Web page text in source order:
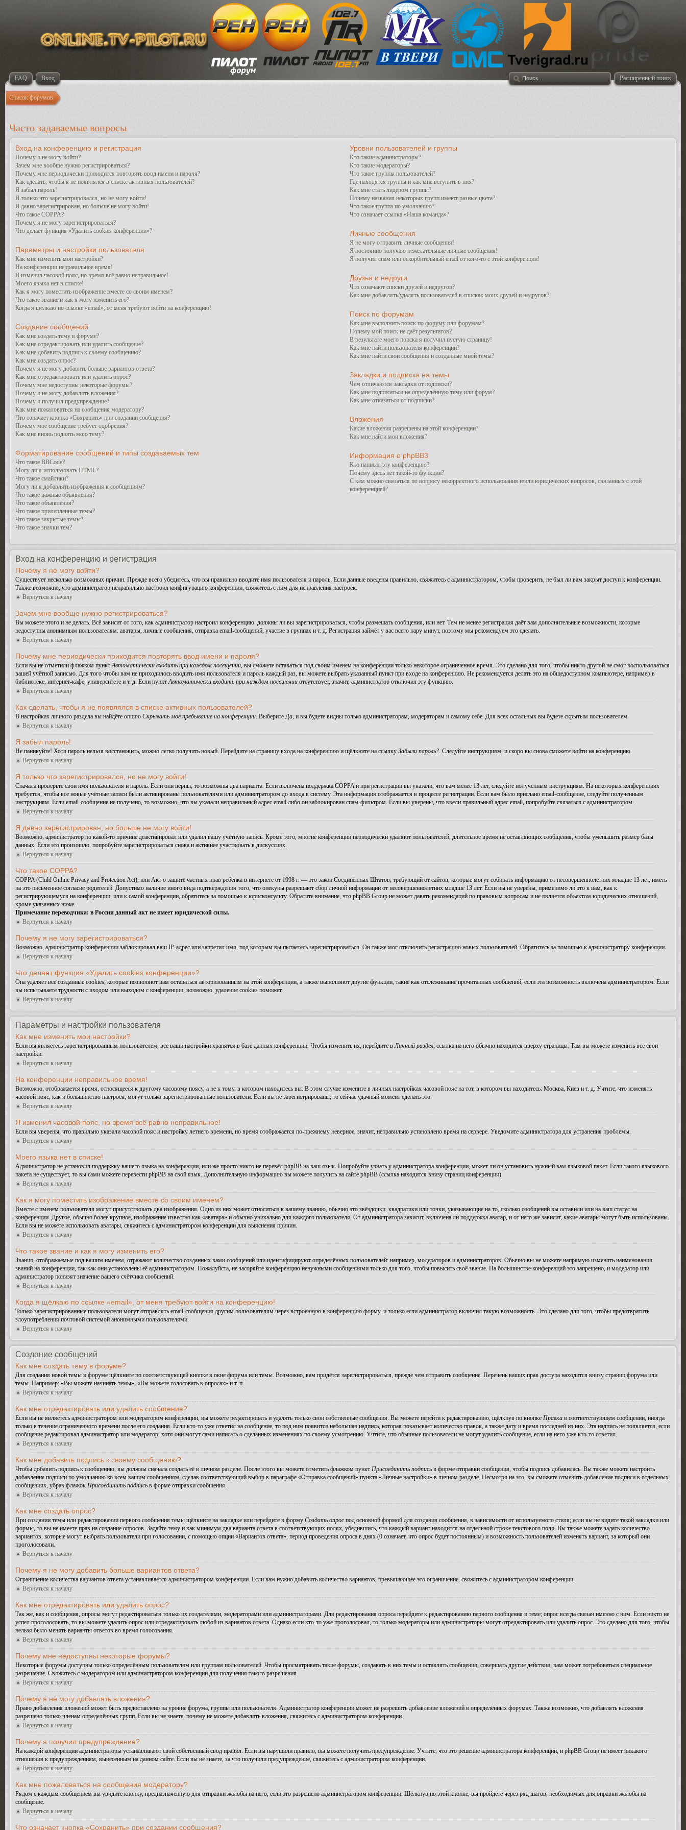
Расширенный поиск
FAQ Вход
Список форумов
Часто задаваемые вопросы
Вход на конференцию и регистрация
Почему я не могу войти?
Зачем мне вообще нужно регистрироваться?
Почему мне периодически приходится повторять ввод имени и пароля?
Как сделать, чтобы я не появлялся в списке активных пользователей?
Я забыл пароль!
Я только что зарегистрировался, но не могу войти!
Я давно зарегистрирован, но больше не могу войти!
Что такое COPPA?
Почему я не могу зарегистрироваться?
Что делает функция «Удалить cookies конференции»?
Параметры и настройки пользователя
Как мне изменить мои настройки?
На конференции неправильное время!
Я изменил часовой пояс, но время всё равно неправильное!
Моего языка нет в списке!
Как я могу поместить изображение вместе со своим именем?
Что такое звание и как я могу изменить его?
Когда я щёлкаю по ссылке «email», от меня требуют войти на конференцию!
Создание сообщений
Как мне создать тему в форуме?
Как мне отредактировать или удалить сообщение?
Как мне добавить подпись к своему сообщению?
Как мне создать опрос?
Почему я не могу добавить больше вариантов ответа?
Как мне отредактировать или удалить опрос?
Почему мне недоступны некоторые форумы?
Почему я не могу добавлять вложения?
Почему я получил предупреждение?
Как мне пожаловаться на сообщения модератору?
Что означает кнопка «Сохранить» при создании сообщения?
Почему моё сообщение требует одобрения?
Как мне вновь поднять мою тему?
Форматирование сообщений и типы создаваемых тем
Что такое BBCode?
Могу ли я использовать HTML?
Что такое смайлики?
Могу ли я добавлять изображения к сообщениям?
Что такое важные объявления?
Что такое объявления?
Что такое прилепленные темы?
Что такое закрытые темы?
Что такое значки тем?
Уровни пользователей и группы
Кто такие администраторы?
Кто такие модераторы?
Что такое группы пользователей?
Где находятся группы и как мне вступить в них?
Как мне стать лидером группы?
Почему названия некоторых групп имеют разные цвета?
Что такое группа по умолчанию?
Что означает ссылка «Наша команда»?
Личные сообщения
Я не могу отправить личные сообщения!
Я постоянно получаю нежелательные личные сообщения!
Я получил спам или оскорбительный email от кого-то с этой конференции!
Друзья и недруги
Что означают списки друзей и недругов?
Как мне добавлять/удалять пользователей в списках моих друзей и недругов?
Поиск по форумам
Как мне выполнить поиск по форуму или форумам?
Почему мой поиск не даёт результатов?
В результате моего поиска я получил пустую страницу!
Как мне найти пользователя конференции?
Как мне найти свои сообщения и созданные мной темы?
Закладки и подписка на темы
Чем отличаются закладки от подписки?
Как мне подписаться на определённую тему или форум?
Как мне отказаться от подписки?
Вложения
Какие вложения разрешены на этой конференции?
Как мне найти мои вложения?
Информация о phpBB3
Кто написал эту конференцию?
Почему здесь нет такой-то функции?
С кем можно связаться по вопросу некорректного использования и/или юридических вопросов, связанных с этой
конференцией?
Вход на конференцию и регистрация
Почему я не могу войти?
Существует несколько возможных причин. Прежде всего убедитесь, что вы правильно вводите имя пользователя и пароль. Если данные введены правильно, свяжитесь с администратором, чтобы проверить, не был ли вам закрыт доступ к конференции.
Также возможно, что администратор неправильно настроил конфигурацию конференции, свяжитесь с ним для исправления настроек.
Вернуться к началу
Зачем мне вообще нужно регистрироваться?
Вы можете этого и не делать. Всё зависит от того, как администратор настроил конференцию: должны ли вы зарегистрироваться, чтобы размещать сообщения, или нет. Тем не менее регистрация даёт вам дополнительные возможности, которые
недоступны анонимным пользователям: аватары, личные сообщения, отправка email-сообщений, участие в группах и т. д. Регистрация займёт у вас всего пару минут, поэтому мы рекомендуем это сделать.
Вернуться к началу
Почему мне периодически приходится повторять ввод имени и пароля?
Если вы не отметили флажком пунктАвтоматически входить при каждом посещении, вы сможете оставаться под своим именем на конференции только некоторое ограниченное время. Это сделано для того, чтобы никто другой не смог воспользоваться
вашей учётной записью. Для того чтобы вам не приходилось вводить имя пользователя и пароль каждый раз, вы можете выбрать указанный пункт при входе на конференцию. Не рекомендуется делать это на общедоступном компьютере, например в
библиотеке, интернет-кафе, университете и т. д. Если пунктАвтоматически входить при каждом посещении отсутствует, значит, администратор отключил эту функцию.
Вернуться к началу
Как сделать, чтобы я не появлялся в списке активных пользователей?
В настройках личного раздела вы найдёте опцию Скрывать моё пребывание на конференции. ВыберитеДа, и вы будете видны только администраторам, модераторам и самому себе. Для всех остальных вы будете скрытым пользователем.
Вернуться к началу
Я забыл пароль!
Не паникуйте! Хотя пароль нельзя восстановить, можно легко получить новый. Перейдите на страницу входа на конференцию и щёлкните на ссылку Забыли пароль?. Следуйте инструкциям, и скоро вы снова сможете войти на конференцию.
Вернуться к началу
Я только что зарегистрировался, но не могу войти!
Сначала проверьте свои имя пользователя и пароль. Если они верны, то возможны два варианта. Если включена поддержка COPPA и при регистрации вы указали, что вам менее 13 лет, следуйте полученным инструкциям. На некоторых конференциях
требуется, чтобы все новые учётные записи были активированы пользователями или администратором до входа в систему. Эта информация отображается в процессе регистрации. Если вам было прислано email-сообщение, следуйте полученным
инструкциям. Если email-сообщение не получено, то возможно, что вы указали неправильный адрес email либо он заблокирован спам-фильтром. Если вы уверены, что ввели правильный адрес email, попробуйте связаться с администратором.
Вернуться к началу
Я давно зарегистрирован, но больше не могу войти!
Возможно, администратор по какой-то причине деактивировал или удалил вашу учётную запись. Кроме того, многие конференции периодически удаляют пользователей, длительное время не оставляющих сообщения, чтобы уменьшить размер базы
данных. Если это произошло, попробуйте зарегистрироваться снова и активнее участвовать в дискуссиях.
Вернуться к началу
Что такое COPPA?
COPPA (Child Online Privacy and Protection Act), или Акт о защите частных прав ребёнка в интернете от 1998 г. — это закон Соединённых Штатов, требующий от сайтов, которые могут собирать информацию от несовершеннолетних младше 13 лет, иметь
на это письменное согласие родителей. Допустимо наличие иного вида подтверждения того, что опекуны разрешают сбор личной информации от несовершеннолетних младше 13 лет. Если вы не уверены, применимо ли это к вам, как к
регистрирующемуся на конференции, или к самой конференции, обратитесь за помощью к юрисконсульту. Обратите внимание, что phpBB Group не может давать рекомендаций по правовым вопросам и не является объектом юридических отношений,
кроме указанных ниже.
Примечание переводчика: в России данный акт не имеет юридической силы.
Вернуться к началу
Почему я не могу зарегистрироваться?
Возможно, администратор конференции заблокировал ваш IP-адрес или запретил имя, под которым вы пытаетесь зарегистрироваться. Он также мог отключить регистрацию новых пользователей. Обратитесь за помощью к администратору конференции.
Вернуться к началу
Что делает функция «Удалить cookies конференции»?
Она удаляет все созданные cookies, которые позволяют вам оставаться авторизованным на этой конференции, а также выполняют другие функции, такие как отслеживание прочитанных сообщений, если эта возможность включена администратором. Если
вы испытываете трудности с входом или выходом с конференции, возможно, удаление cookies поможет.
Вернуться к началу
Параметры и настройки пользователя
Как мне изменить мои настройки?
Если вы являетесь зарегистрированным пользователем, все ваши настройки хранятся в базе данных конференции. Чтобы изменить их, перейдите вЛичный раздел; ссылка на него обычно находится вверху страницы. Там вы можете изменить все свои
настройки.
Вернуться к началу
На конференции неправильное время!
Возможно, отображается время, относящееся к другому часовому поясу, а не к тому, в котором находитесь вы. В этом случае измените в личных настройках часовой пояс на тот, в котором вы находитесь: Москва, Киев и т. д. Учтите, что изменять
часовой пояс, как и большинство настроек, могут только зарегистрированные пользователи. Если вы не зарегистрированы, то сейчас удачный момент сделать это.
Вернуться к началу
Я изменил часовой пояс, но время всё равно неправильное!
Если вы уверены, что правильно указали часовой пояс и настройку летнего времени, но время отображается по-прежнему неверное, значит, неправильно установлено время на сервере. Уведомите администратора для устранения проблемы.
Вернуться к началу
Моего языка нет в списке!
Администратор не установил поддержку вашего языка на конференции, или же просто никто не перевёл phpBB на ваш язык. Попробуйте узнать у администратора конференции, может ли он установить нужный вам языковой пакет. Если такого языкового
пакета не существует, то вы сами можете перевести phpBB на свой язык. Дополнительную информацию вы можете получить на сайте phpBB (ссылка находится внизу страниц конференции).
Вернуться к началу
Как я могу поместить изображение вместе со своим именем?
Вместе с именем пользователя могут присутствовать два изображения. Одно из них может относиться к вашему званию, обычно это звёздочки, квадратики или точки, указывающие на то, сколько сообщений вы оставили или на ваш статус на
конференции. Другое, обычно более крупное, изображение известно как «аватара» и обычно уникально для каждого пользователя. От администратора зависит, включена ли поддержка аватар, и от него же зависит, какие аватары могут быть использованы.
Если вы не можете использовать аватары, свяжитесь с администратором конференции для выяснения причин.
Вернуться к началу
Что такое звание и как я могу изменить его?
Звания, отображаемые под вашим именем, отражают количество созданных вами сообщений или идентифицируют определённых пользователей: например, модераторов и администраторов. Обычно вы не можете напрямую изменять наименования
званий на конференции, так как они установлены её администратором. Пожалуйста, не засоряйте конференцию ненужными сообщениями только для того, чтобы повысить своё звание. На большинстве конференций это запрещено, и модератор или
администратор понизят значение вашего счётчика сообщений.
Вернуться к началу
Когда я щёлкаю по ссылке «email», от меня требуют войти на конференцию!
Только зарегистрированные пользователи могут отправлять email-сообщения другим пользователям через встроенную в конференцию форму, и только если администратор включил такую возможность. Это сделано для того, чтобы предотвратить
злоупотребления почтовой системой анонимными пользователями.
Вернуться к началу
Создание сообщений
Как мне создать тему в форуме?
Для создания новой темы в форуме щёлкните по соответствующей кнопке в окне форума или темы. Возможно, вам придётся зарегистрироваться, прежде чем отправить сообщение. Перечень ваших прав доступа находится внизу страниц форума или
темы. Например: «Вы можете начинать темы», «Вы можете голосовать в опросах» и т. п.
Вернуться к началу
Как мне отредактировать или удалить сообщение?
Если вы не являетесь администратором или модератором конференции, вы можете редактировать и удалять только свои собственные сообщения. Вы можете перейти к редактированию, щёлкнув по кнопке Правка в соответствующем сообщении, иногда
только в течение ограниченного времени после его создания. Если кто-то уже ответил на сообщение, то под ним появится небольшая надпись, которая показывает количество правок, а также дату и время последней из них. Эта надпись не появляется, если
сообщение редактировал администратор или модератор, хотя они могут сами написать о сделанных изменениях по своему усмотрению. Учтите, что обычные пользователи не могут удалить сообщение, если на него уже кто-то ответил.
Вернуться к началу
Как мне добавить подпись к своему сообщению?
Чтобы добавить подпись к сообщению, вы должны сначала создать её в личном разделе. После этого вы можете отметить флажком пункт Присоединить подпись в форме отправки сообщения, чтобы подпись добавилась. Вы также можете настроить
добавление подписи по умолчанию ко всем вашим сообщениям, сделав соответствующий выбор в параграфе «Отправка сообщений» пункта «Личные настройки» в личном разделе. Несмотря на это, вы сможете отменить добавление подписи в отдельных
сообщениях, убрав флажок Присоединить подпись в форме отправки сообщения.
Вернуться к началу
Как мне создать опрос?
При создании темы или редактировании первого сообщения темы щёлкните на закладке или перейдите в форму Создать опроспод основной формой для создания сообщения, в зависимости от используемого стиля; если вы не видите такой закладки или
формы, то вы не имеете прав на создание опросов. Задайте тему и как минимум два варианта ответа в соответствующих полях, убедившись, что каждый вариант находится на отдельной строке текстового поля. Вы также можете задать количество
вариантов, которые могут выбрать пользователи при голосовании, с помощью опции «Вариантов ответа», период проведения опроса в днях (0 означает, что опрос будет постоянным) и возможность пользователей изменять вариант, за который они
проголосовали.
Вернуться к началу
Почему я не могу добавить больше вариантов ответа?
Ограничение количества вариантов ответа устанавливается администратором конференции. Если вам нужно добавить количество вариантов, превышающее это ограничение, свяжитесь с администратором конференции.
Вернуться к началу
Как мне отредактировать или удалить опрос?
Так же, как и сообщения, опросы могут редактироваться только их создателями, модераторами или администраторами. Для редактирования опроса перейдите к редактированию первого сообщения в теме; опрос всегда связан именно с ним. Если никто не
успел проголосовать, то вы можете удалить опрос или отредактировать любой из вариантов ответа. Однако если кто-то уже проголосовал, то только модераторы или администраторы могут отредактировать или удалить опрос. Это сделано для того, чтобы
нельзя было менять варианты ответов во время голосования.
Вернуться к началу
Почему мне недоступны некоторые форумы?
Некоторые форумы доступны только определённым пользователям или группам пользователей. Чтобы просматривать такие форумы, создавать в них темы и оставлять сообщения, совершать другие действия, вам может потребоваться специальное
разрешение. Свяжитесь с модератором или администратором конференции для получения такого разрешения.
Вернуться к началу
Почему я не могу добавлять вложения?
Право добавления вложений может быть предоставлено на уровне форума, группы или пользователя. Администратор конференции может не разрешить добавление вложений в определённых форумах. Также возможно, что добавлять вложения
разрешено только членам определённых групп. Если вы не знаете, почему не можете добавлять вложения, свяжитесь с администратором конференции.
Вернуться к началу
Почему я получил предупреждение?
На каждой конференции администраторы устанавливают свой собственный свод правил. Если вы нарушили правило, вы можете получить предупреждение. Учтите, что это решение администратора конференции, и phpBB Group не имеет никакого
отношения к предупреждениям, вынесенным на данном сайте. Если вы не знаете, за что получили предупреждение, свяжитесь с администратором конференции.
Вернуться к началу
Как мне пожаловаться на сообщения модератору?
Рядом с каждым сообщением вы увидите кнопку, предназначенную для отправки жалобы на него, если это разрешено администратором конференции. Щёлкнув по этой кнопке, вы пройдёте через ряд шагов, необходимых для оправки жалобы на
сообщение.
Вернуться к началу
Что означает кнопка «Сохранить» при создании сообщения?